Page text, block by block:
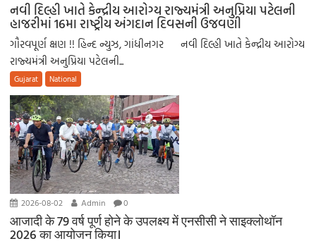
નવી દિલ્હી ખાતે કેન્દ્રીય આરોગ્ય રાજ્યમંત્રી અનુપ્રિયા પટેલની
હાજરીમાં 16મા રાષ્ટ્રીય અંગદાન દિવસની ઉજવણી
ગૌરવપૂર્ણ ક્ષણ !! હિન્દ ન્યુઝ, ગાંધીનગર નવી દિલ્હી ખાતે કેન્દ્રીય આરોગ્ય
રાજ્યમંત્રી અનુપ્રિયા પટેલની...
Gujarat National
2026-08-02 Admin 0
आजादी के 79 वर्ष पूर्ण होने के उपलक्ष्य में एनसीसी ने साइक्लोथॉन
2026 का आयोजन किया।